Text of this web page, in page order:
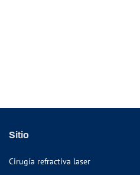
Sitio
Cirugía refractiva laser